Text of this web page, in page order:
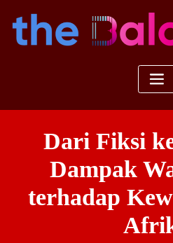
content
Dari Fiksi
Dampak
terhadap